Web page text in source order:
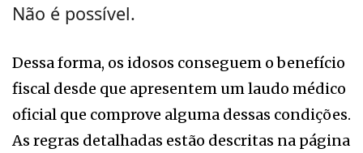
Não é possível.
Dessa forma, os idosos conseguem o benefício
fiscal desde que apresentem um laudo médico
oficial que comprove alguma dessas condições.
As regras detalhadas estão descritas na página